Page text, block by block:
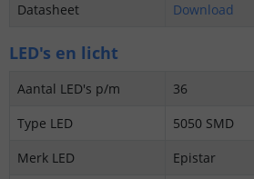
Datasheet
Download
LED's en licht
Aantal LED's p/m
36
Type LED
5050 SMD
Merk LED
Epistar